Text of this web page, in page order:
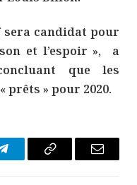
candidat pour
et l’espoir », a
que les
prêts » pour 2020.
TélégrammeCopier
E-